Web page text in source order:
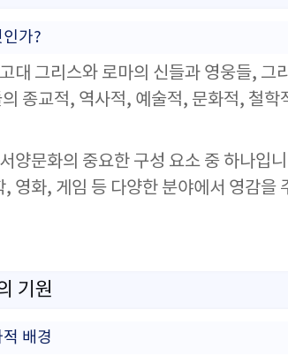
가?
대 그리스와 로마의 신들과 영웅들, 그
종교적, 역사적, 예술적, 문화적, 철
양문화의 중요한 구성 요소 중 하나입
영화, 게임 등 다양한 분야에서 영감을
기원
배경